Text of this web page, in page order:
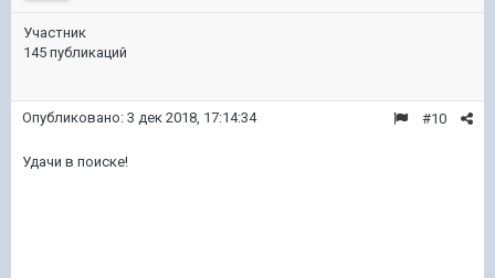
Участник
145 публикаций
#10
Опубликовано: 3 дек 2018, 17:14:34
Удачи в поиске!